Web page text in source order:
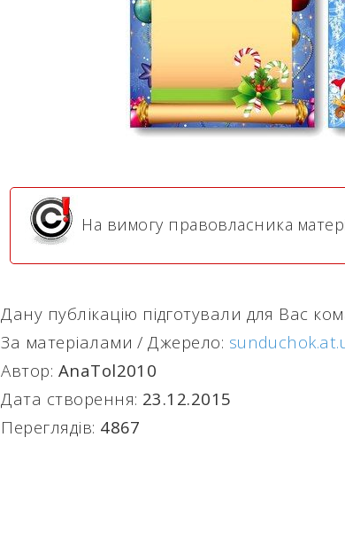
На вимогу правовласника
Дану публікацію підготували для Вас
За матеріалами / Джерело:
Автор: AnaTol2010
Дата створення: 23.12.2015
Переглядів: 4867